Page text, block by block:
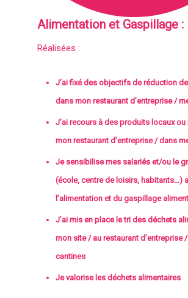
Alimentation et Gaspillage :
Réalisées :
J’ai fixé des objectifs de réduction
dans mon restaurant d’entreprise /
J’ai recours à des produits locaux
mon restaurant d’entreprise / dans
Je sensibilise mes salariés et/ou le
(école, centre de loisirs, habitants…)
l’alimentation et du gaspillage
J’ai mis en place le tri des déchets
mon site / au restaurant d’entreprise
cantines
Je valorise les déchets alimentaires